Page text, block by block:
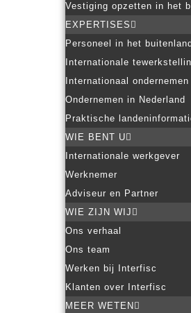
Vestiging opzetten in het
EXPERTISES
Personeel in het buitenland
Internationale
Internationaal ondernemen
Ondernemen in Nederland
Praktische
WIE BENT U
Internationale werkgever
Werknemer
Adviseur en Partner
WIE ZIJN WIJ
Ons verhaal
Ons team
Werken bij Interfisc
Klanten over Interfisc
MEER WETEN